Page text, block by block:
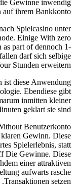
Gewinne inwendig
ihrem Bankkonto.
Spielcasino unter
Einige With zero
part of dennoch 1-
darf sich selbige
Stunden erweitern.
ist diese Anwendung
Ebendiese gibt
inmitten kleiner
geklart sie sind.
Benutzerkonto
Gewinn. Diese
Spielerlebnis, statt
Die Gewinne. Diese
einer attraktiven
aufwarts rasche
Transaktionen setzen.